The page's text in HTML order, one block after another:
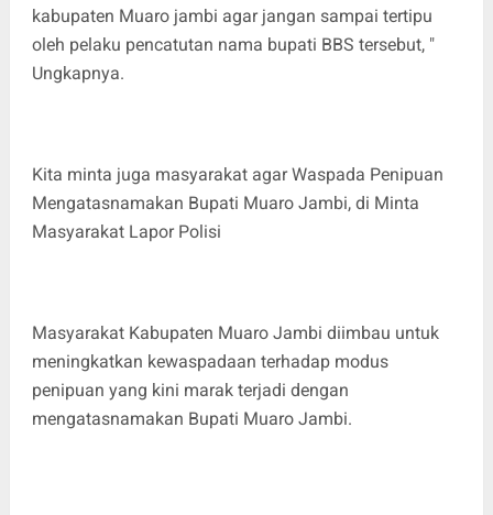
kabupaten Muaro jambi agar jangan sampai tertipu
oleh pelaku pencatutan nama bupati BBS tersebut, "
Ungkapnya.
Kita minta juga masyarakat agar Waspada Penipuan
Mengatasnamakan Bupati Muaro Jambi, di Minta
Masyarakat Lapor Polisi
Masyarakat Kabupaten Muaro Jambi diimbau untuk
meningkatkan kewaspadaan terhadap modus
penipuan yang kini marak terjadi dengan
mengatasnamakan Bupati Muaro Jambi.